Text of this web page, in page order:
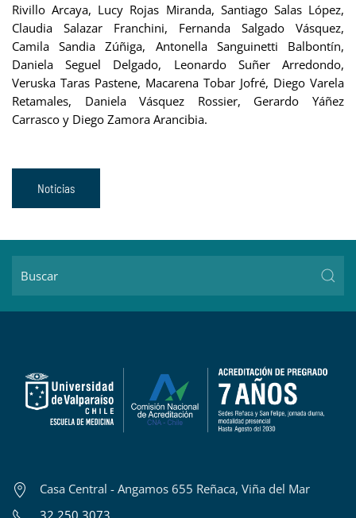
Rivillo Arcaya, Lucy Rojas Miranda, Santiago Salas López,
Claudia Salazar Franchini, Fernanda Salgado Vásquez,
Camila Sandia Zúñiga, Antonella Sanguinetti Balbontín,
Daniela Seguel Delgado, Leonardo Suñer Arredondo,
Veruska Taras Pastene, Macarena Tobar Jofré, Diego Varela
Retamales, Daniela Vásquez Rossier, Gerardo Yáñez
Carrasco y Diego Zamora Arancibia.
Noticias
Casa Central - Angamos 655 Reñaca, Viña del Mar
32 250 3073